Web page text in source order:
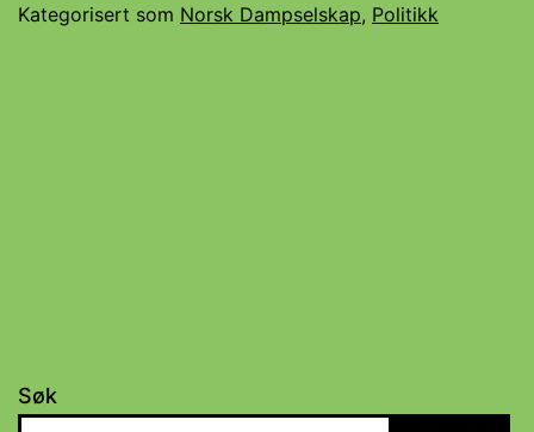
Kategorisert som Norsk Dampselskap, Politikk
Søk